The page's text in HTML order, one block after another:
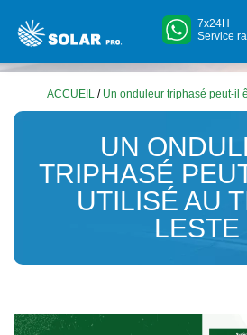
7x24H
Service
ACCUEIL / Un onduleur triphasé peut-il
UN
TRIPHASÉ
UTILISÉ AU
LESTE